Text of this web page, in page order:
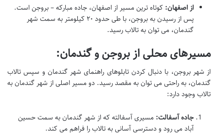
از اصفهان: کوتاه ترین مسیر از اصفهان، جاده مبارکه – بروجن است.
پس از رسیدن به بروجن، با طی حدود ۲۰ کیلومتر به سمت شهر
گندمان، می توان به تالاب رسید.
مسیرهای محلی از بروجن و گندمان:
از شهر بروجن، با دنبال کردن تابلوهای راهنمای شهر گندمان و سپس تالاب
گندمان، به راحتی می توان به مقصد رسید. دو مسیر اصلی از شهر گندمان به
تالاب وجود دارد:
جاده آسفالت: مسیری آسفالته که از شهر گندمان به سمت حسین
آباد می رود و دسترسی آسانی به تالاب را فراهم می کند.